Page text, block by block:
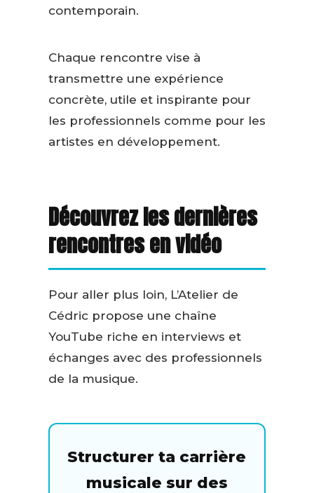
contemporain.
Chaque rencontre vise à
transmettre une expérience
concrète, utile et inspirante pour
les professionnels comme pour les
artistes en développement.
Découvrez les dernières
rencontres en vidéo
Pour aller plus loin, L’Atelier de
Cédric propose une chaîne
YouTube riche en interviews et
échanges avec des professionnels
de la musique.
Structurer ta carrière
musicale sur des